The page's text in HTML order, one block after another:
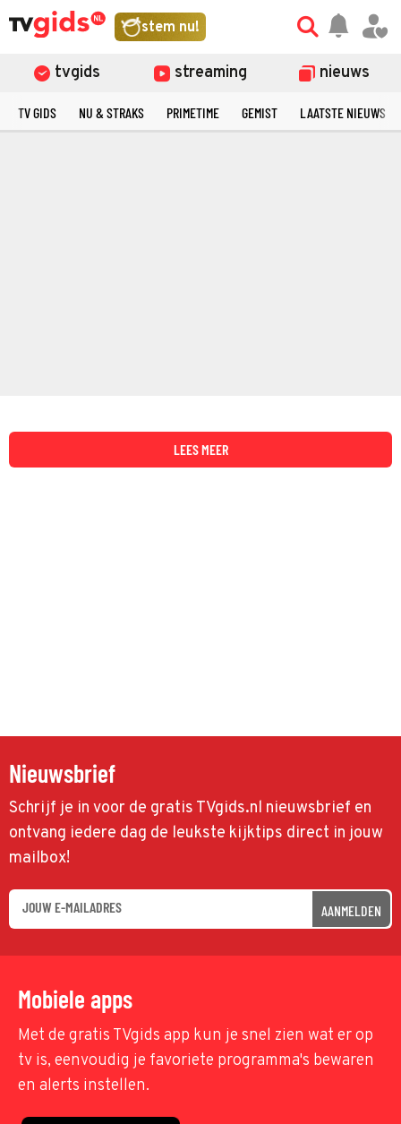
stem nu!
tvgids streaming nieuws
TV GIDS NU & STRAKS PRIMETIME GEMIST LAATSTE NIEUWS
LEES MEER
Nieuwsbrief
Schrijf je in voor de gratis TVgids.nl nieuwsbrief en
ontvang iedere dag de leukste kijktips direct in jouw
mailbox!
AANMELDEN
Mobiele apps
Met de gratis TVgids app kun je snel zien wat er op
tv is, eenvoudig je favoriete programma's bewaren
en alerts instellen.